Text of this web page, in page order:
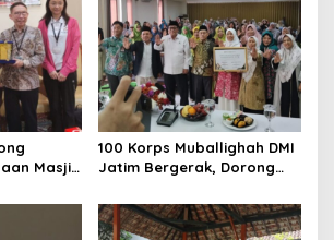
Masjid
100 Korps Muballighah DMI
Jatim Bergerak, Dorong
Seluruh Daerah